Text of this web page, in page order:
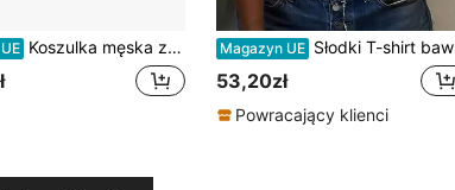
Koszulka męska ze 100% bawełny, Koszulka męska z grafiką retro Steve Harrington Thing Neon Hero, Koszulka z ilustracją Vaporwave z lat 80., Kolorowa koszulka streetwear dla nastoletnich mężczyzn, Czarne koszulki ze 100% bawełny z nadrukiem Steve'a Harringtona, Ekskluzywne koszulki dla fanów premium, Luźne koszulki unisex z krótkim rękawem, Must-have dla fanów, Idealne na festiwale, imprezy, do domu, do codziennych dojazdów, na powrót do szkoły i na koncert, Drukowane i wysyłane w USA. UU. Koszulki ze 100% bawełny, Podstawowe, nieprzezroczyste i uniwersalne koszulki, Koszulka z grafiką Stranger Thi. Ngs Hugs, Bawełniana koszulka z ilustracjami inspirowanymi... Ngs, koszulka StrangerS Style Up Side Down Things, Mike, Lucas, Eleven, Dustin, Demodogs, wykwintne koszulki dla fanów, prezenty walentynkowe, Walentynki, odzież letnia. Magazyn UE Słodki T-shirt bawełniany z nadrukiem w koty, casualowy streetwear, unisex, letnia góra
53,20zł
Powracający klienci